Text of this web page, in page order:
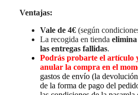
Ventajas:
Vale de 4€ (según
La recogida en tienda elimina
las entregas fallidas.
Podrás probarte el artículo
anular la compra en el
gastos de envío (la
de la forma de pago del